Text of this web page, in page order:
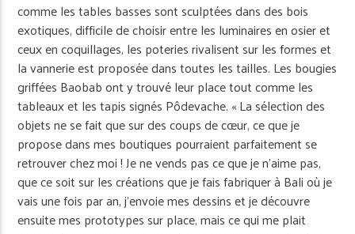
comme les tables basses sont sculptées dans des bois
exotiques, difficile de choisir entre les luminaires en osier et
ceux en coquillages, les poteries rivalisent sur les formes et
la vannerie est proposée dans toutes les tailles. Les bougies
griffées Baobab ont y trouvé leur place tout comme les
tableaux et les tapis signés Pôdevache. « La sélection des
objets ne se fait que sur des coups de cœur, ce que je
propose dans mes boutiques pourraient parfaitement se
retrouver chez moi ! Je ne vends pas ce que je n’aime pas,
que ce soit sur les créations que je fais fabriquer à Bali où je
vais une fois par an, j’envoie mes dessins et je découvre
ensuite mes prototypes sur place, mais ce qui me plait